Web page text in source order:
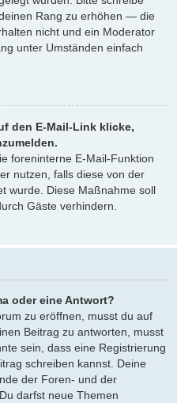
Rang zu erhöhen — die
nicht und ein Moderator
unter Umständen einfach
den E-Mail-Link klicke,
foreninterne E-Mail-Funktion
nutzen, falls diese von der
wurde. Diese Maßnahme soll
Gäste verhindern.
oder eine Antwort?
zu eröffnen, musst du auf
Beitrag zu antworten, musst
sein, dass eine Registrierung
schreiben kannst. Deine
der Foren- und der
darfst neue Themen